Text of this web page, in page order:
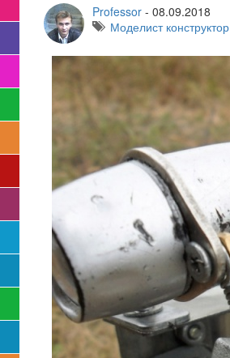
Professor- 08.09.2018
Моделист конструктор